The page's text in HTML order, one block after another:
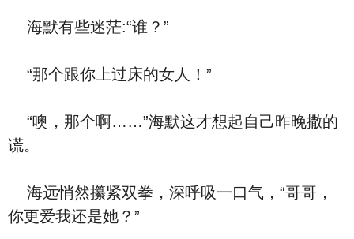
海默有些迷茫:“谁？”
“那个跟你上过床的女人！”
“噢，那个啊……”海默这才想起自己昨晚撒的
谎。
海远悄然攥紧双拳，深呼吸一口气，“哥哥，
你更爱我还是她？”